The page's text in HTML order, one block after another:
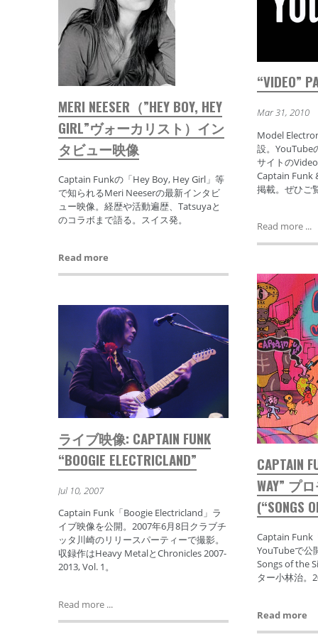
MERI NEESER（”HEY BOY, HEY
GIRL”ヴォーカリスト）イン
タビュー映像
Captain Funkの「Hey Boy, Hey Girl」等
で知られるMeri Neeserの最新インタビ
ュー映像。経歴や活動遍歴、Tatsuyaと
のコラボまで語る。スイス発。
Read more
“VIDEO”
Mar 31, 2010
Model
設。YouTube
サイトの
Captain Funk
掲載。ぜひご
Read more ...
CAPTAIN
WAY” プ
(“SONGS
Captain Funk
YouTubeで公
Songs of the
ター小林治。
Read more
ライブ映像: CAPTAIN FUNK
“BOOGIE ELECTRICLAND”
Jul 10, 2007
Captain Funk「Boogie Electricland」ラ
イブ映像を公開。2007年6月8日クラブチ
ッタ川崎のリリースパーティーで撮影。
収録作はHeavy MetalとChronicles 2007-
2013, Vol. 1。
Read more ...